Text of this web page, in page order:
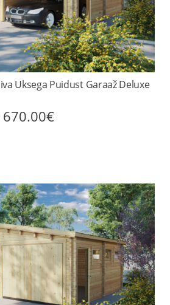
Uksega Puidust Garaaž Deluxe
670.00€Praegune